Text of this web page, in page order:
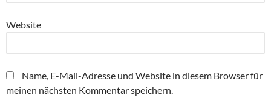
Website
Name, E-Mail-Adresse und Website in diesem Browser für
meinen nächsten Kommentar speichern.